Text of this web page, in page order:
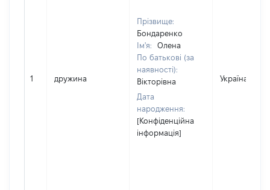
1 дружина
Прізвище:
Бондаренко
Ім'я:
Олена
По батькові (за
наявності):
Вікторівна
Дата
народження:
[Конфіденційна
інформація]
Україна